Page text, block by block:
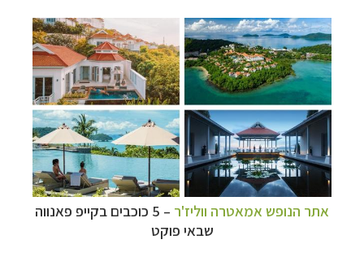
אתר הנופש אמאטרה ווליז'ר
– 5 כוכבים בקייפ פאנווה
שבאי פוקט